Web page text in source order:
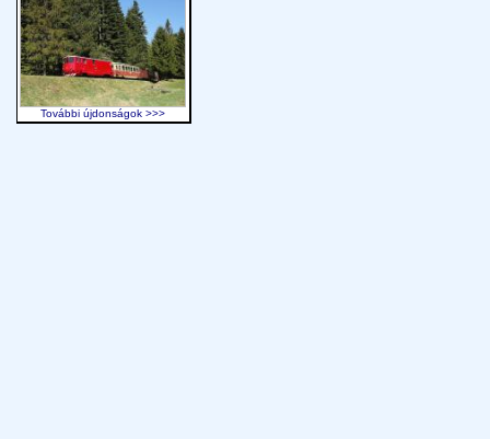
További újdonságok >>>